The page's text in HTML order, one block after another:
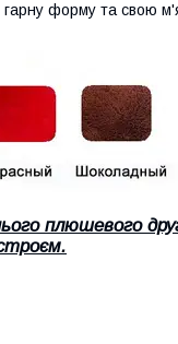
форму та свою
плюшевого